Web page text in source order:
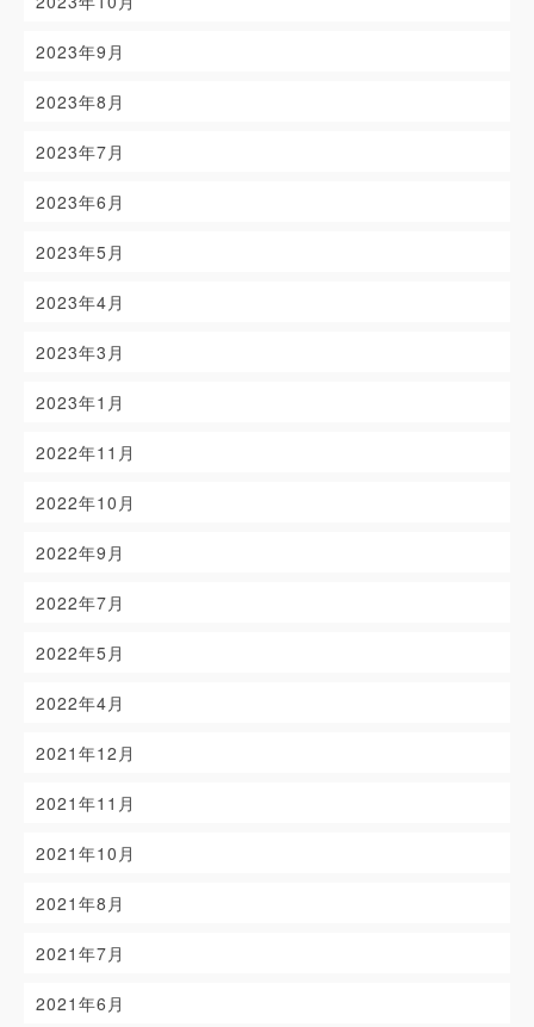
2023年9月
2023年8月
2023年7月
2023年6月
2023年5月
2023年4月
2023年3月
2023年1月
2022年11月
2022年10月
2022年9月
2022年7月
2022年5月
2022年4月
2021年12月
2021年11月
2021年10月
2021年8月
2021年7月
2021年6月